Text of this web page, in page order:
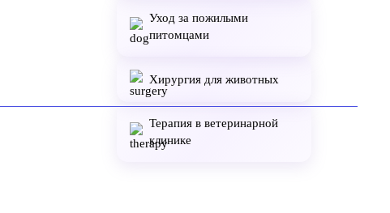
Уход за пожилыми
питомцами
Хирургия для животных
Терапия в ветеринарной
клинике